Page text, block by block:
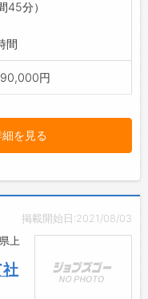
しました。
45分）
間
円
細を見る
掲載開始日:2021/08/03
上